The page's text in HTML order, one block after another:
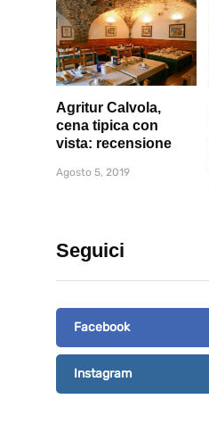
Agritur Calvola,
cena tipica con
vista: recensione
Agosto 5, 2019
Seguici
Facebook
Instagram